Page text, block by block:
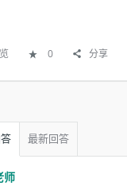
0 分享
最新回答
师